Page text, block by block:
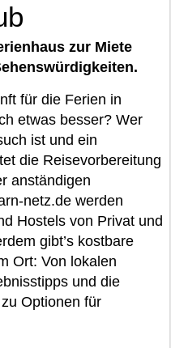
zur Miete
für die Ferien in
etwas besser? Wer
ist und ein
die Reisevorbereitung
anständigen
netz.de werden
Hostels von Privat und
gibt’s kostbare
Ort: Von lokalen
und die
Optionen für